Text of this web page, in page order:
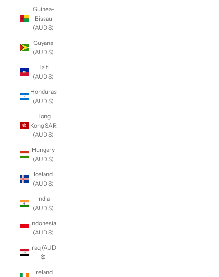
Guinea-
Bissau
(AUD $)
Guyana
(AUD $)
Haiti
(AUD $)
Honduras
(AUD $)
Hong
Kong SAR
(AUD $)
Hungary
(AUD $)
Iceland
(AUD $)
India
(AUD $)
Indonesia
(AUD $)
Iraq (AUD
$)
Ireland